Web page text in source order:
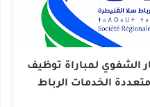
الشفوي لمباراة توظيف
متعددة الخدمات الرباط